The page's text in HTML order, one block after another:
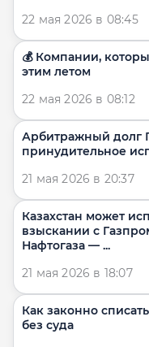
22 мая 2026 в 08:45
💰 Компании,
этим летом
22 мая 2026 в 08:12
Арбитражный долг
принудительное
21 мая 2026 в 20:37
Казахстан может
взыскании с
Нафтогаза — ...
21 мая 2026 в 18:07
Как законно
без суда